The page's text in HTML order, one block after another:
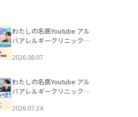
わたしの名医Youtube アル
バアレルギークリニック札
らない理由｜繰り返す人が
説」を公開いたしました。
2026.08.07
わたしの名医Youtube アル
バアレルギークリニック札
える男性へ｜医師が教える
2026.07.24